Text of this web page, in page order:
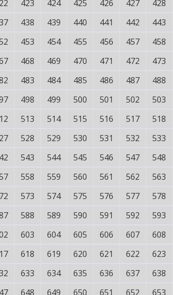
423 424 425 426 427 428
438 439 440 441 442 443
453 454 455 456 457 458
468 469 470 471 472 473
483 484 485 486 487 488
498 499 500 501 502 503
513 514 515 516 517 518
528 529 530 531 532 533
543 544 545 546 547 548
558 559 560 561 562 563
573 574 575 576 577 578
588 589 590 591 592 593
603 604 605 606 607 608
618 619 620 621 622 623
633 634 635 636 637 638
648 649 650 651 652 653